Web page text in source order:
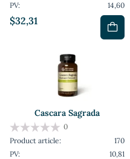
$32,31
PV:
14,60
Cascara Sagrada
0
Product article:
170
PV:
10,81